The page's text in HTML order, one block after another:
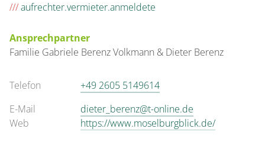
///aufrechter.vermieter.anmeldete
Ansprechpartner
Familie Gabriele Berenz Volkmann & Dieter Berenz
Telefon
+49 2605 5149614
E-Mail
dieter_berenz@t-online.de
Web
https://www.moselburgblick.de/